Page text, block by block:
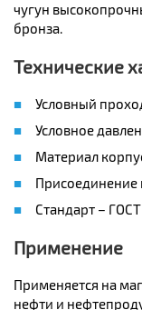
чугун
бронза.
Технические
Условный
Условное
Материал
Присоединение
Стандарт –
Применение
Применяется на
нефти и